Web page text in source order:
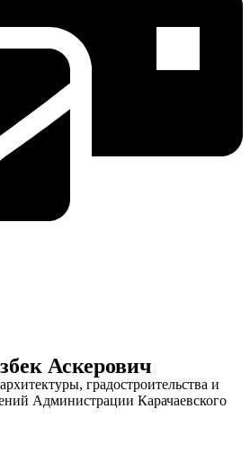
Аскерович
градостроительства и
Администрации Карачаевского